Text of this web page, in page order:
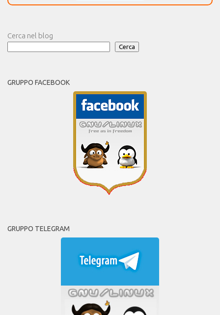
Cerca nel blog
Cerca
GRUPPO FACEBOOK
GRUPPO TELEGRAM